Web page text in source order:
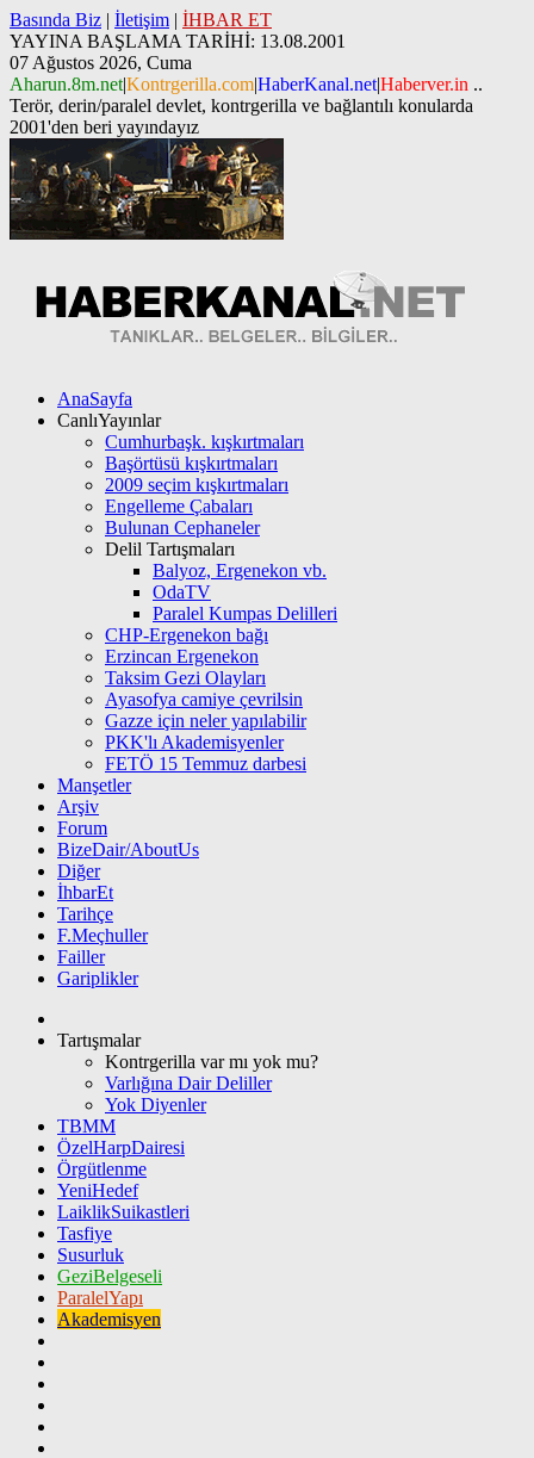
Basında Biz | İletişim | İHBAR ET
YAYINA BAŞLAMA TARİHİ: 13.08.2001
07 Ağustos 2026, Cuma
Aharun.8m.net|Kontrgerilla.com|HaberKanal.net|Haberver.in ..
Terör, derin/paralel devlet, kontrgerilla ve bağlantılı konularda
2001'den beri yayındayız
AnaSayfa
CanlıYayınlar
Cumhurbaşk. kışkırtmaları
Başörtüsü kışkırtmaları
2009 seçim kışkırtmaları
Engelleme Çabaları
Bulunan Cephaneler
Delil Tartışmaları
Balyoz, Ergenekon vb.
OdaTV
Paralel Kumpas Delilleri
CHP-Ergenekon bağı
Erzincan Ergenekon
Taksim Gezi Olayları
Ayasofya camiye çevrilsin
Gazze için neler yapılabilir
PKK'lı Akademisyenler
FETÖ 15 Temmuz darbesi
Manşetler
Arşiv
Forum
BizeDair/AboutUs
Diğer
İhbarEt
Tarihçe
F.Meçhuller
Failler
Gariplikler
Tartışmalar
Kontrgerilla var mı yok mu?
Varlığına Dair Deliller
Yok Diyenler
TBMM
ÖzelHarpDairesi
Örgütlenme
YeniHedef
LaiklikSuikastleri
Tasfiye
Susurluk
GeziBelgeseli
ParalelYapı
Akademisyen